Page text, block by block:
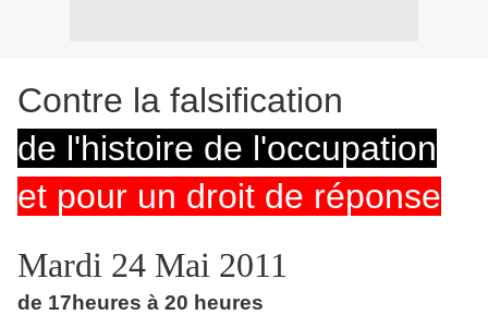
Contre la falsification
de l'histoire de l'occupation
et pour un droit de réponse
Mardi 24 Mai 2011
de 17heures à 20 heures